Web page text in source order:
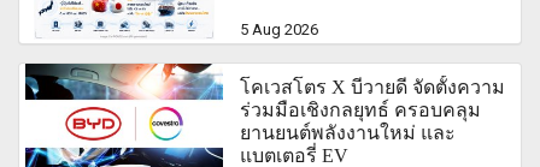
5 Aug 2026
โคเวสโตร X บีวายดี จัดตั้งความ
ร่วมมือเชิงกลยุทธ์ ครอบคลุม
ยานยนต์พลังงานใหม่ และ
แบตเตอรี่ EV